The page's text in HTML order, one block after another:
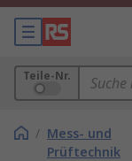
Teile-Nr.
/ Mess- und
Prüftechnik